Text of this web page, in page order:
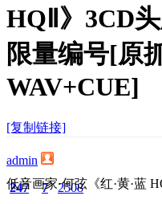
HQⅡ》3CD
限量编号[原
WAV+CUE]
[复制链接]
admin
247
7 2508
低音画家·何弦《红·黄·蓝